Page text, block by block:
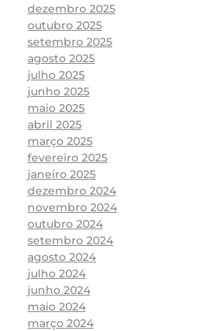
dezembro 2025
outubro 2025
setembro 2025
agosto 2025
julho 2025
junho 2025
maio 2025
abril 2025
março 2025
fevereiro 2025
janeiro 2025
dezembro 2024
novembro 2024
outubro 2024
setembro 2024
agosto 2024
julho 2024
junho 2024
maio 2024
março 2024